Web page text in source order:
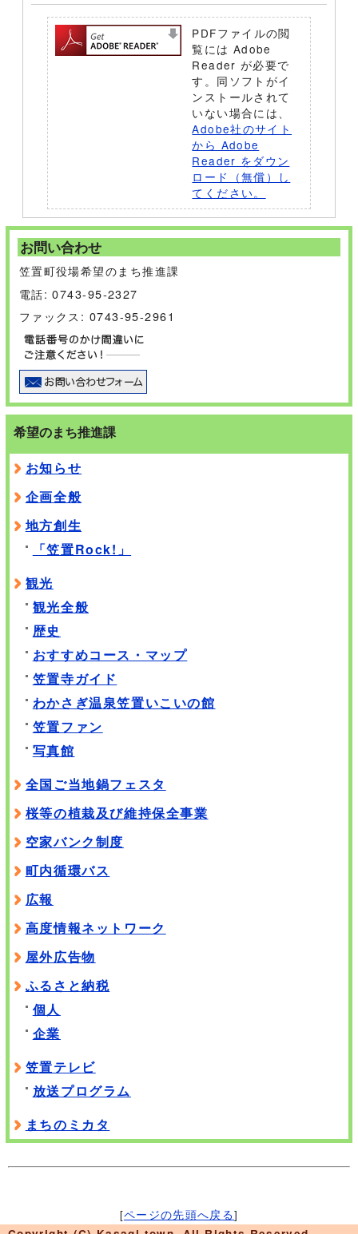
PDFファイルの閲
覧には Adobe
Reader が必要で
す。同ソフトがイ
ンストールされて
いない場合には、
Adobe社のサイト
から Adobe
Reader をダウン
ロード（無償）し
てください。
お問い合わせ
笠置町役場希望のまち推進課
電話: 0743-95-2327
ファックス: 0743-95-2961
希望のまち推進課
お知らせ
企画全般
地方創生
「笠置Rock!」
観光
観光全般
歴史
おすすめコース・マップ
笠置寺ガイド
わかさぎ温泉笠置いこいの館
笠置ファン
写真館
全国ご当地鍋フェスタ
桜等の植栽及び維持保全事業
空家バンク制度
町内循環バス
広報
高度情報ネットワーク
屋外広告物
ふるさと納税
個人
企業
笠置テレビ
放送プログラム
まちのミカタ
[ページの先頭へ戻る]